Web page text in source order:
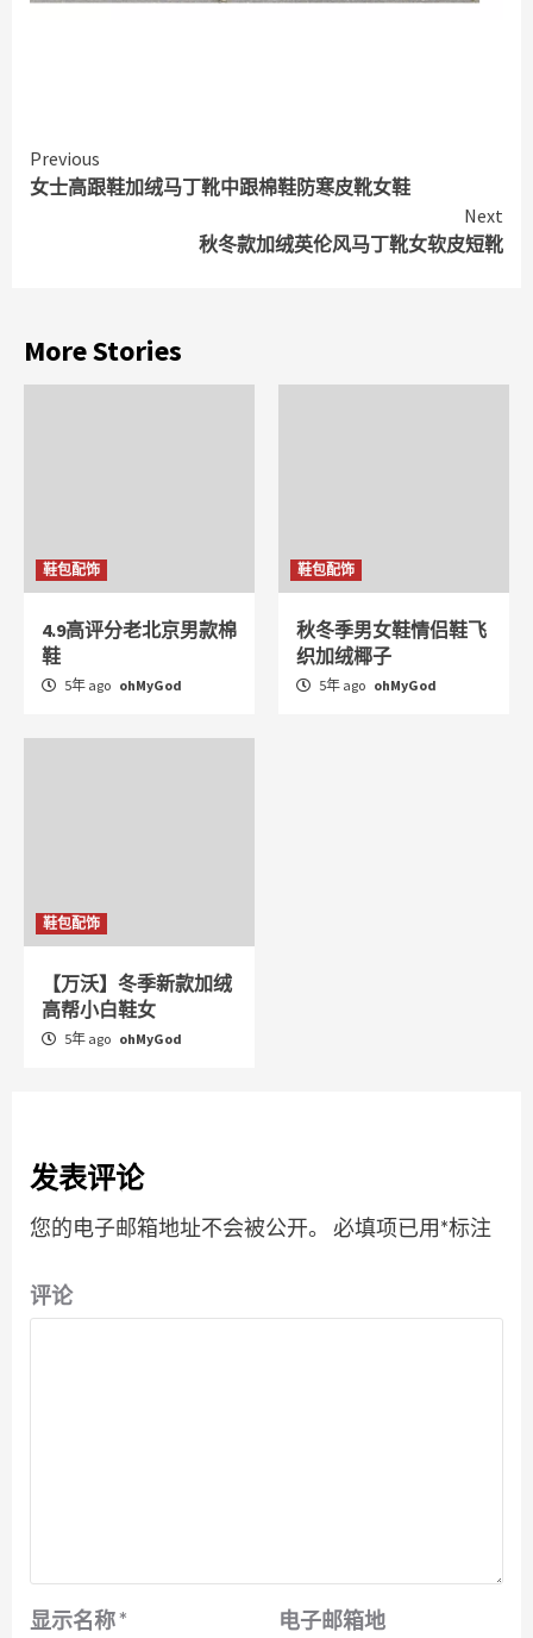
Continue
Reading
Previous
女士高跟鞋加绒马丁靴中跟棉鞋防寒皮靴女鞋
Next
秋冬款加绒英伦风马丁靴女软皮短靴
More Stories
鞋包配饰
4.9高评分老北京男款棉
鞋
5年 ago ohMyGod
鞋包配饰
秋冬季男女鞋情侣鞋飞
织加绒椰子
5年 ago ohMyGod
鞋包配饰
【万沃】冬季新款加绒
高帮小白鞋女
5年 ago ohMyGod
发表评论
您的电子邮箱地址不会被公开。 必填项已用*标注
评论
显示名称*
电子邮箱地